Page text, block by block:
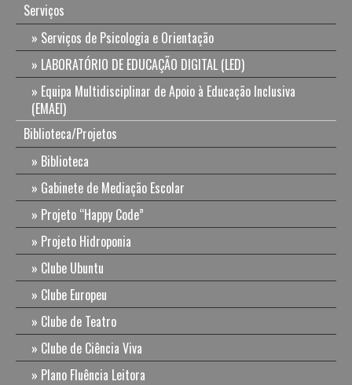
Serviços
Serviços de Psicologia e Orientação
LABORATÓRIO DE EDUCAÇÃO DIGITAL (LED)
Equipa Multidisciplinar de Apoio à Educação Inclusiva
(EMAEI)
Biblioteca/Projetos
Biblioteca
Gabinete de Mediação Escolar
Projeto “Happy Code”
Projeto Hidroponia
Clube Ubuntu
Clube Europeu
Clube de Teatro
Clube de Ciência Viva
Plano Fluência Leitora